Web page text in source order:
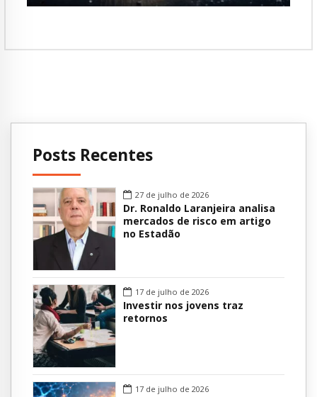
Posts Recentes
27 de julho de 2026
Dr. Ronaldo Laranjeira analisa
mercados de risco em artigo
no Estadão
17 de julho de 2026
Investir nos jovens traz
retornos
17 de julho de 2026